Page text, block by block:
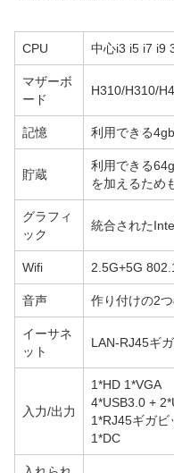
CPU 中心i3 i5 i7 i9
マザーボ
ード
H310/H310/
記憶 利用できる
貯蔵
利用できる
を加えるため
グラフィ
ック
統合された
Wifi 2.5G+5G
音声 作り付けの2
イーサネ
ット
LAN-RJ45ギ
入力/出力
1*HD 1*VGA
4*USB3.0 +
1*RJ45ギガビ
1*DC